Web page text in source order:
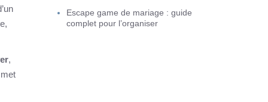
,
Escape game de mariage : guide
complet pour l’organiser